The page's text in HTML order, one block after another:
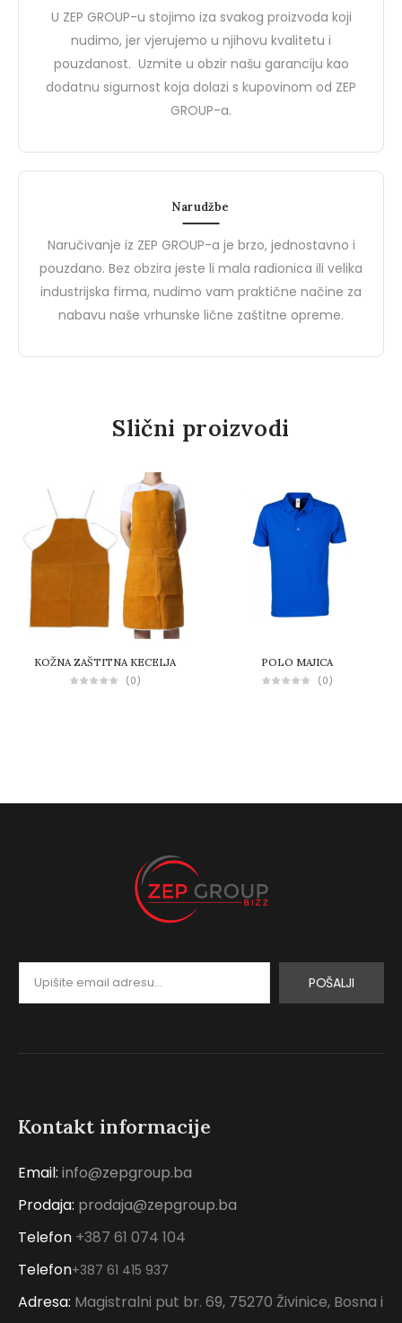
Zaštitnu Opremu
BIZZ, brend od ZEP Groupa,
predstavlja idealan spoj visoke
kvalitete i pristupačne cijene u
segmentu…
0
Brend Demir Safety
jednog od vodećih
zaštitnih cipela i
rukavica u Turskoj.…
U ZEP GROUP-u stojimo iza svakog proizvoda koji
nudimo, jer vjerujemo u njihovu kvalitetu i
pouzdanost. Uzmite u obzir našu garanciju kao
dodatnu sigurnost koja dolazi s kupovinom od ZEP
GROUP-a.
Narudžbe
Naručivanje iz ZEP GROUP-a je brzo, jednostavno i
pouzdano. Bez obzira jeste li mala radionica ili velika
industrijska firma, nudimo vam praktične načine za
nabavu naše vrhunske lične zaštitne opreme.
Slični proizvodi
KOŽNA ZAŠTITNA KECELJA
(0)
POLO MAJICA
(0)
POŠALJI
Kontakt informacije
Email: info@zepgroup.ba
Prodaja: prodaja@zepgroup.ba
Telefon +387 61 074 104
Telefon+387 61 415 937
Adresa: Magistralni put br. 69, 75270 Živinice, Bosna i